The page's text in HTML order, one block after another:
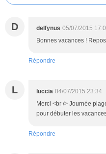
D delfynus 05/07/2015
Bonnes vacances !
Répondre
L luccia 04/07/2015 23:34
Merci <br /> Journée
pour débuter les
Répondre